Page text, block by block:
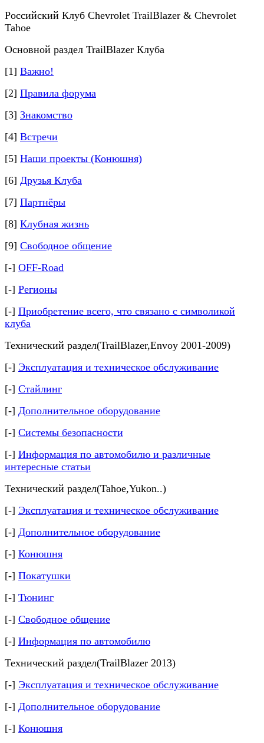
Российский Клуб Chevrolet TrailBlazer & Chevrolet
Tahoe
Основной раздел TrailBlazer Клуба
[1] Важно!
[2] Правила форума
[3] Знакомство
[4] Встречи
[5] Наши проекты (Конюшня)
[6] Друзья Клуба
[7] Партнёры
[8] Клубная жизнь
[9] Свободное общение
[-] OFF-Road
[-] Регионы
[-] Приобретение всего, что связано с символикой
клуба
Технический раздел(TrailBlazer,Envoy 2001-2009)
[-] Эксплуатация и техническое обслуживание
[-] Стайлинг
[-] Дополнительное оборудование
[-] Системы безопасности
[-] Информация по автомобилю и различные
интересные статьи
Технический раздел(Tahoe,Yukon..)
[-] Эксплуатация и техническое обслуживание
[-] Дополнительное оборудование
[-] Конюшня
[-] Покатушки
[-] Тюнинг
[-] Свободное общение
[-] Информация по автомобилю
Технический раздел(TrailBlazer 2013)
[-] Эксплуатация и техническое обслуживание
[-] Дополнительное оборудование
[-] Конюшня